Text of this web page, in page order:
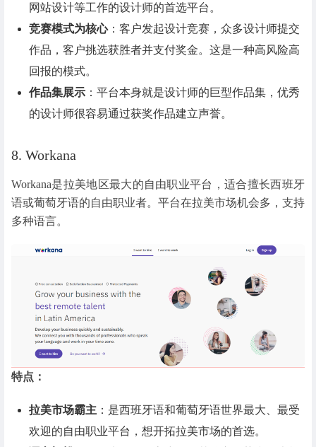
网站设计等工作的设计师的首选平台。
竞赛模式为核心：客户发起设计竞赛，众多设计师提交
作品，客户挑选获胜者并支付奖金。这是一种高风险高
回报的模式。
作品集展示 ：平台本身就是设计师的巨型作品集，优秀
的设计师很容易通过获奖作品建立声誉。
8. Workana
Workana是拉美地区最大的自由职业平台，适合擅长西班牙
语或葡萄牙语的自由职业者。平台在拉美市场机会多，支持
多种语言。
特点：
拉美市场霸主 ：是西班牙语和葡萄牙语世界最大、最受
欢迎的自由职业平台，想开拓拉美市场的首选。